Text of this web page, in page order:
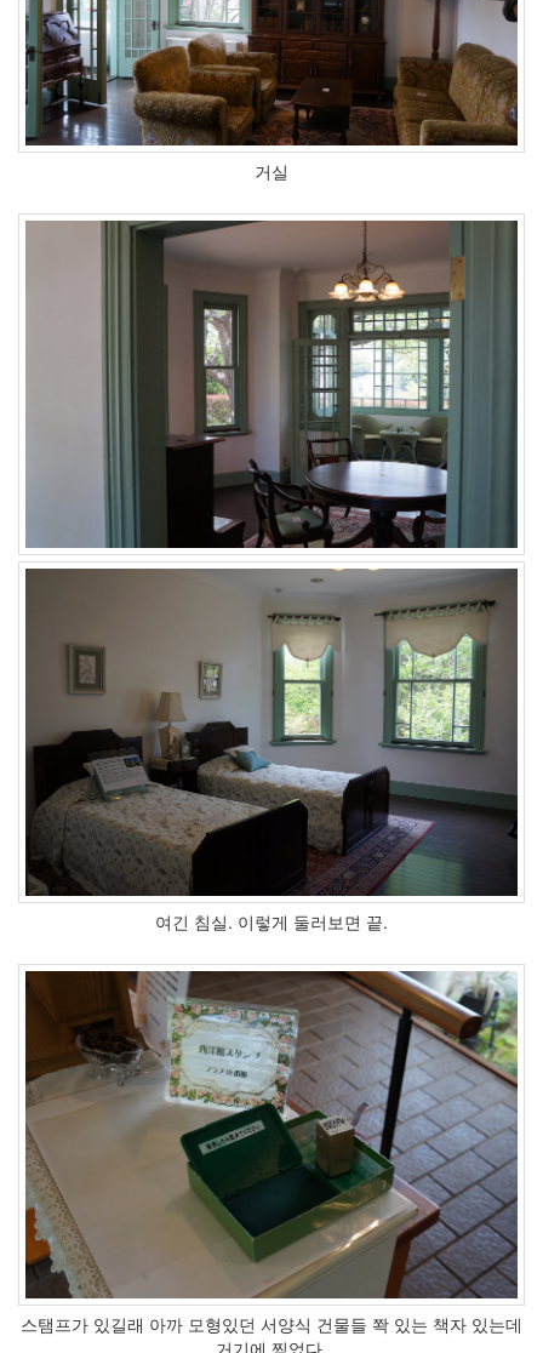
거실
여긴 침실. 이렇게 둘러보면 끝.
스탬프가 있길래 아까 모형있던 서양식 건물들 쫙 있는 책자 있는데